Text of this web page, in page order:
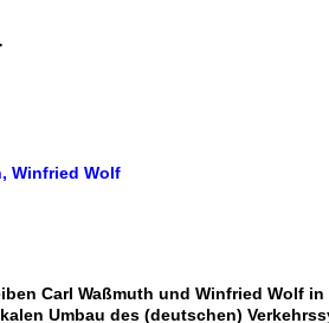
Winfried Wolf
Carl Waßmuth und Winfried Wolf
Umbau des (deutschen)